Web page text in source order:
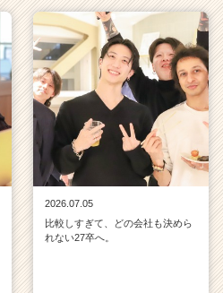
2026.07.05
比較しすぎて、どの会社も決めら
れない27卒へ。